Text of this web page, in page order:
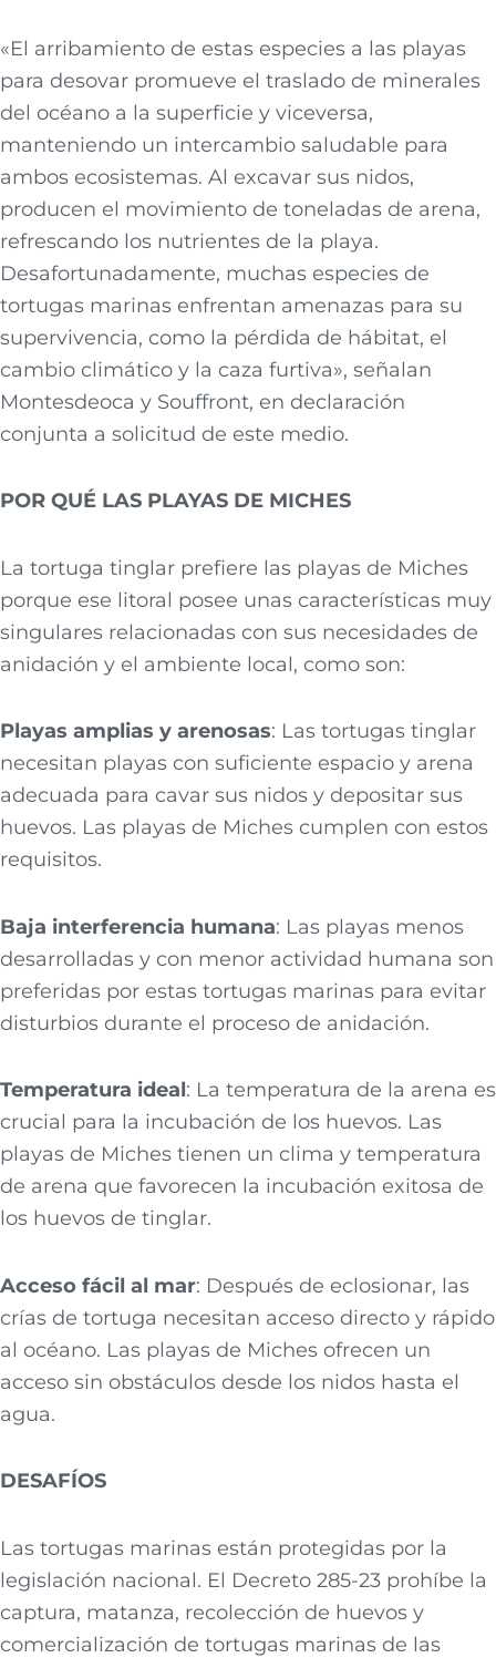
«El arribamiento de estas especies a las playas
para desovar promueve el traslado de minerales
del océano a la superficie y viceversa,
manteniendo un intercambio saludable para
ambos ecosistemas. Al excavar sus nidos,
producen el movimiento de toneladas de arena,
refrescando los nutrientes de la playa.
Desafortunadamente, muchas especies de
tortugas marinas enfrentan amenazas para su
supervivencia, como la pérdida de hábitat, el
cambio climático y la caza furtiva», señalan
Montesdeoca y Souffront, en declaración
conjunta a solicitud de este medio.
POR QUÉ LAS PLAYAS DE MICHES
La tortuga tinglar prefiere las playas de Miches
porque ese litoral posee unas características muy
singulares relacionadas con sus necesidades de
anidación y el ambiente local, como son:
Playas amplias y arenosas: Las tortugas tinglar
necesitan playas con suficiente espacio y arena
adecuada para cavar sus nidos y depositar sus
huevos. Las playas de Miches cumplen con estos
requisitos.
Baja interferencia humana: Las playas menos
desarrolladas y con menor actividad humana son
preferidas por estas tortugas marinas para evitar
disturbios durante el proceso de anidación.
Temperatura ideal: La temperatura de la arena es
crucial para la incubación de los huevos. Las
playas de Miches tienen un clima y temperatura
de arena que favorecen la incubación exitosa de
los huevos de tinglar.
Acceso fácil al mar: Después de eclosionar, las
crías de tortuga necesitan acceso directo y rápido
al océano. Las playas de Miches ofrecen un
acceso sin obstáculos desde los nidos hasta el
agua.
DESAFÍOS
Las tortugas marinas están protegidas por la
legislación nacional. El Decreto 285-23 prohíbe la
captura, matanza, recolección de huevos y
comercialización de tortugas marinas de las